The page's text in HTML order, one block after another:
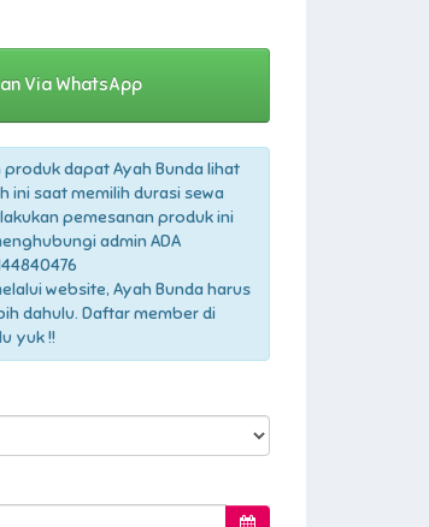
Via WhatsApp
dapat Ayah Bunda lihat
ini saat memilih durasi sewa
pemesanan produk ini
admin ADA
website, Ayah Bunda harus
dahulu. Daftar member di
yuk !!